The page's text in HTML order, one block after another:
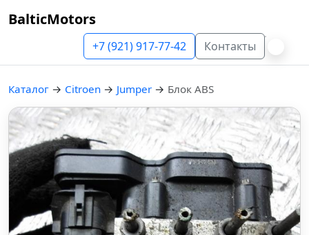
BalticMotors
+7 (921) 917-77-42 Контакты
Каталог → Citroen → Jumper → Блок ABS